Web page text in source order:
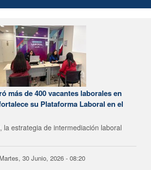
más de 400 vacantes laborales en
su Plataforma Laboral en el
la estrategia de intermediación laboral
Martes, 30 Junio, 2026 - 08:20